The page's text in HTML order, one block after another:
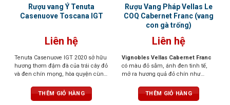
Rượu vang Ý Tenuta
Casenuove Toscana IGT
Liên hệ
Tenuta Casenuove IGT 2020 sở hữu
hương thơm đậm đà của trái cây đỏ
và đen chín mọng, hòa quyện cùng
vị cao quý. Vị rượu đậm, tannin
mượt mà và cân bằng, để lại hậu vị
THÊM GIỎ HÀNG
Rượu Vang Pháp Vellas Le
COQ Cabernet Franc (vang
con gà trống)
Liên hệ
Vignobles Vellas Cabernet Franc
có màu đỏ sẫm, ánh đen tinh tế,
mở ra hương quả đỏ chín như
chuông xanh và chút thảo mộc. Vị
vang thanh lịch, tannin mịn, dễ
THÊM GIỎ HÀNG